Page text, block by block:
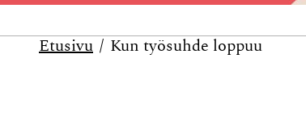
Etusivu Kun työsuhde loppuu